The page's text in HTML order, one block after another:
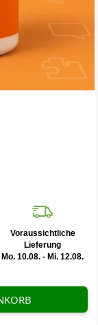
Voraussichtliche
Lieferung
Mo. 10.08. - Mi. 12.08.